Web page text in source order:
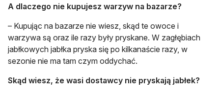
A dlaczego nie kupujesz warzyw na bazarze?
– Kupując na bazarze nie wiesz, skąd te owoce i
warzywa są oraz ile razy były pryskane. W zagłębiach
jabłkowych jabłka pryska się po kilkanaście razy, w
sezonie nie ma tam czym oddychać.
Skąd wiesz, że wasi dostawcy nie pryskają jabłek?